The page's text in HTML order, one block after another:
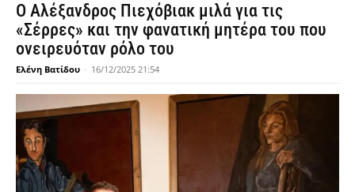
Ο Αλέξανδρος Πιεχόβιακ μιλά για τις
«Σέρρες» και την φανατική μητέρα του που
ονειρευόταν ρόλο του
Ελένη Βατίδου - 16/12/2025 21:54